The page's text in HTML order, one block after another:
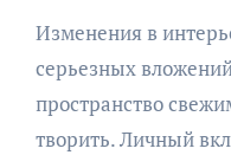
Изменения в
серьезных
пространство
творить. Личный